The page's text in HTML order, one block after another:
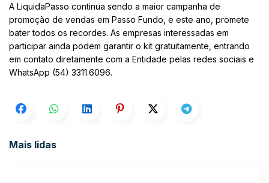
A LiquidaPasso continua sendo a maior campanha de
promoção de vendas em Passo Fundo, e este ano, promete
bater todos os recordes. As empresas interessadas em
participar ainda podem garantir o kit gratuitamente, entrando
em contato diretamente com a Entidade pelas redes sociais e
WhatsApp (54) 3311.6096.
Mais lidas